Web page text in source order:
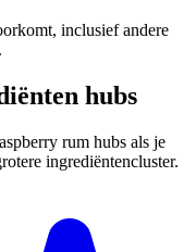
inclusief andere
hubs
rum hubs als je
ingrediëntencluster.